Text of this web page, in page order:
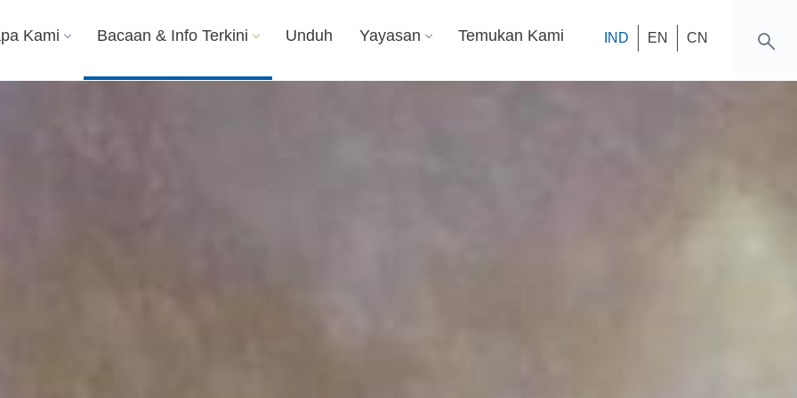
IND EN CN
Kami Bacaan & Info Terkini Unduh Yayasan Temukan Kami